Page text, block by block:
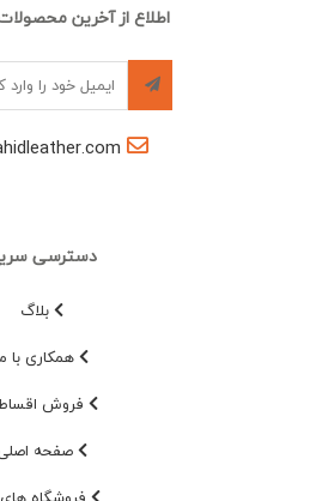
اطلاع از آخرین
دسترسی
بلاگ
همکاری با
فروش
صفحه